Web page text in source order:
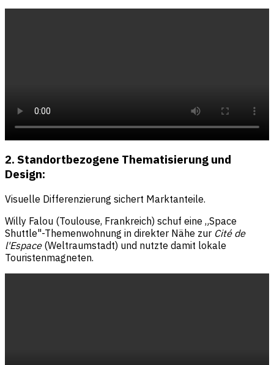
2. Standortbezogene Thematisierung und
Design:
Visuelle Differenzierung sichert Marktanteile.
Willy Falou (Toulouse, Frankreich) schuf eine „Space
Shuttle"-Themenwohnung in direkter Nähe zur Cité de
l'Espace(Weltraumstadt) und nutzte damit lokale
Touristenmagneten.